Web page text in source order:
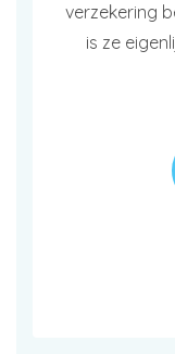
verzekering
is ze